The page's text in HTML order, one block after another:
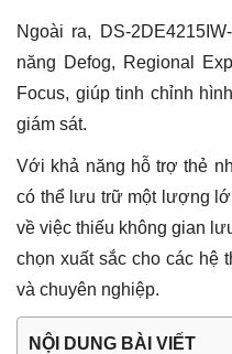
Ngoài ra, DS-
năng Defog, Regional
Focus, giúp tinh chỉnh
giám sát.
Với khả năng hỗ trợ thẻ
có thể lưu trữ một lượng
về việc thiếu không gian
chọn xuất sắc cho các hệ
và chuyên nghiệp.
NỘI DUNG BÀI VIẾT